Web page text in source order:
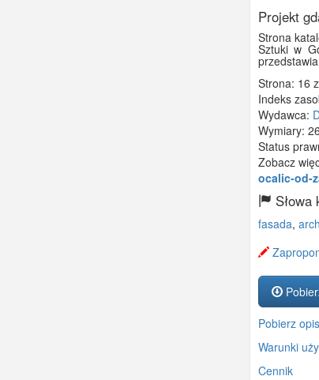
Projekt
Strona
Sztuki w
Strona: 16
Indeks
Wydawca:
Wymiary:
Status
Zobacz
ocalic-od-
Słowa
fasada,
Pobierz opis
Warunki
Cennik